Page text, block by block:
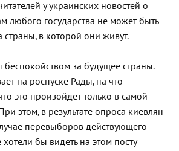
у украинских новостей о
любого государства не может быть
страны, в которой они живут.
за будущее страны.
на роспуске Рады, на что
это произойдет только в самой
этом, в результате опроса киевлян
перевыборов действующего
бы видеть на этом посту